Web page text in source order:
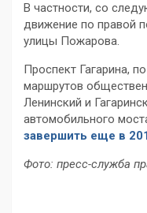
В частности, со
движение по правой
улицы Пожарова.
Проспект Гагарина,
маршрутов
Ленинский и
автомобильного
завершить еще в
Фото: пресс-служба